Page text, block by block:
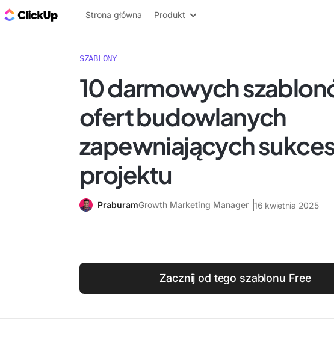
ClickUp Blog
Strona główna Produkt
SZABLONY
10 darmowych
ofert budowlanych
zapewniających
projektu
PraburamGrowth Marketing Manager 16 kwietnia 2025
Zacznij od tego szablonu Free